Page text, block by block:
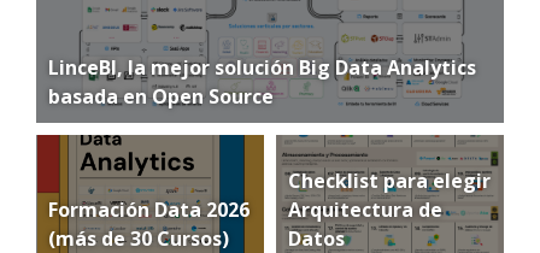
LinceBI, la mejor solución Big Data Analytics
basada en Open Source
Formación Data 2026
(más de 30 Cursos)
Checklist para elegir
Arquitectura de
Datos